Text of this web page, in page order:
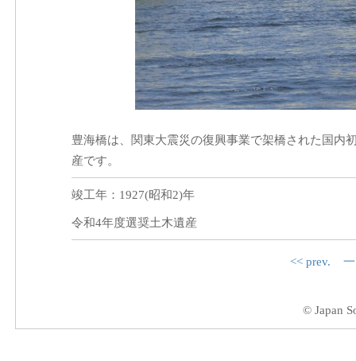
豊海橋は、関東大震災の復興事業で架橋された国内
産です。
竣工年：1927(昭和2)年
令和4年度選奨土木遺産
<< prev.
© Japan